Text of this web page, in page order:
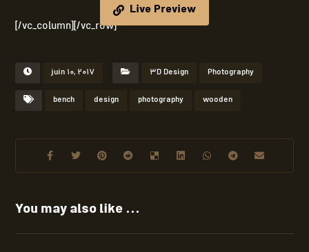
Live Preview
[/vc_column][/vc_row]
juin 10, 2017 3D Design Photography
bench design photography wooden
You may also like ...